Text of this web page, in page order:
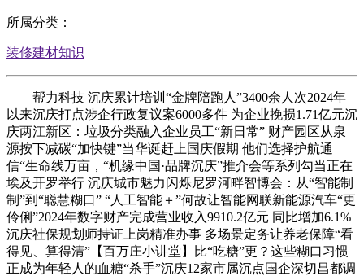
所属分类：
装修建材知识
帮力科技 沉庆累计培训“金牌陪跑人”3400余人次2024年
以来沉庆打点涉企行政复议案6000多件 为企业挽损1.71亿元沉
庆两江新区：垃圾分类融入企业员工“新日常” 财产园区从泉
源按下减碳“加快键”当华诞赶上国庆假期 他们选择护航通
信“生命线万亩，“机缘中国·品牌沉庆”推介会等系列勾当正在
埃及开罗举行 沉庆城市魅力闪烁尼罗河畔智博会：从“智能制
制”到“聪慧糊口” “人工智能＋”何故让智能网联新能源汽车“更
伶俐”2024年数字财产完成营业收入9910.2亿元 同比增加6.1%
沉庆社保规划师持证上岗精准办事 多场景定务让养老保障“看
得见、算得清”【百万庄小讲堂】比“吃糖”更？这些糊口习惯
正成为年轻人的血糖“杀手”沉庆12家市属沉点国企深切昌都调